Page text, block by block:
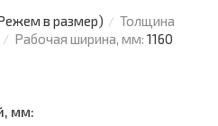
в размер)
Толщина
Рабочая ширина, мм: 1160
мм: